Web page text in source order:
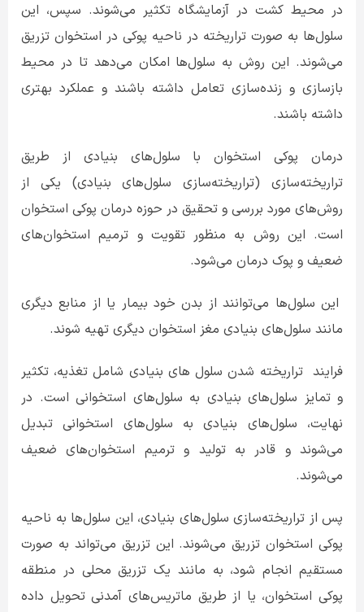
در محیط کشت در آزمایشگاه تکثیر می‌شوند. سپس، این
سلول‌ها به صورت تراریخته در ناحیه پوکی در استخوان تزریق
می‌شوند. این روش به سلول‌ها امکان می‌دهد تا در محیط
بازسازی و زنده‌سازی تعامل داشته باشند و عملکرد بهتری
داشته باشند.
درمان پوکی استخوان با سلول‌های بنیادی از طریق
تراریخته‌سازی (تراریخته‌سازی سلول‌های بنیادی) یکی از
روش‌های مورد بررسی و تحقیق در حوزه درمان پوکی استخوان
است. این روش به منظور تقویت و ترمیم استخوان‌های
ضعیف و پوک درمان می‌شود.
این سلول‌ها می‌توانند از بدن خود بیمار یا از منابع دیگری
مانند سلول‌های بنیادی مغز استخوان دیگری تهیه شوند.
فرایند تراریخته شدن سلول های بنیادی شامل تغذیه، تکثیر
و تمایز سلول‌های بنیادی به سلول‌های استخوانی است. در
نهایت، سلول‌های بنیادی به سلول‌های استخوانی تبدیل
می‌شوند و قادر به تولید و ترمیم استخوان‌های ضعیف
می‌شوند.
پس از تراریخته‌سازی سلول‌های بنیادی، این سلول‌ها به ناحیه
پوکی استخوان تزریق می‌شوند. این تزریق می‌تواند به صورت
مستقیم انجام شود، به مانند یک تزریق محلی در منطقه
پوکی استخوان، یا از طریق ماتریس‌های آمدنی تحویل داده